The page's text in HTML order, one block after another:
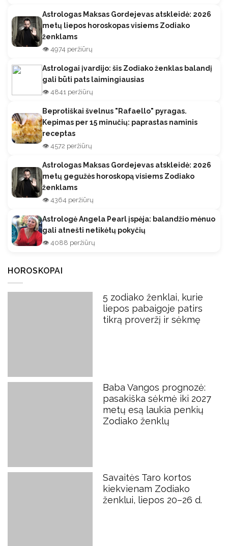
Astrologas Maksas Gordejevas atskleidė: 2026
metų liepos horoskopas visiems Zodiako
ženklams
👁️ 4974 peržiūrų
Astrologai įvardijo: šis Zodiako ženklas balandį
gali būti pats laimingiausias
👁️ 4841 peržiūrų
Beprotiškai švelnus "Rafaello" pyragas.
Kepimas per 15 minučių: paprastas naminis
receptas
👁️ 4572 peržiūrų
Astrologas Maksas Gordejevas atskleidė: 2026
metų gegužės horoskopą visiems Zodiako
ženklams
👁️ 4364 peržiūrų
Astrologė Angela Pearl įspėja: balandžio mėnuo
gali atnešti netikėtų pokyčių
👁️ 4088 peržiūrų
HOROSKOPAI
5 zodiako ženklai, kurie
liepos pabaigoje patirs
tikrą proveržį ir sėkmę
Baba Vangos prognozė:
pasakiška sėkmė iki 2027
metų esą laukia penkių
Zodiako ženklų
Savaitės Taro kortos
kiekvienam Zodiako
ženklui, liepos 20–26 d.